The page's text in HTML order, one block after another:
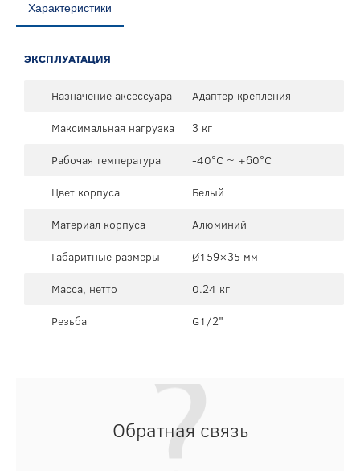
Характеристики
ЭКСПЛУАТАЦИЯ
Назначение аксессуара
Адаптер крепления
Максимальная нагрузка
3 кг
Рабочая температура
-40°C ~ +60°C
Цвет корпуса
Белый
Материал корпуса
Алюминий
Габаритные размеры
Ø159×35 мм
Масса, нетто
0.24 кг
Резьба
G1/2"
Обратная связь